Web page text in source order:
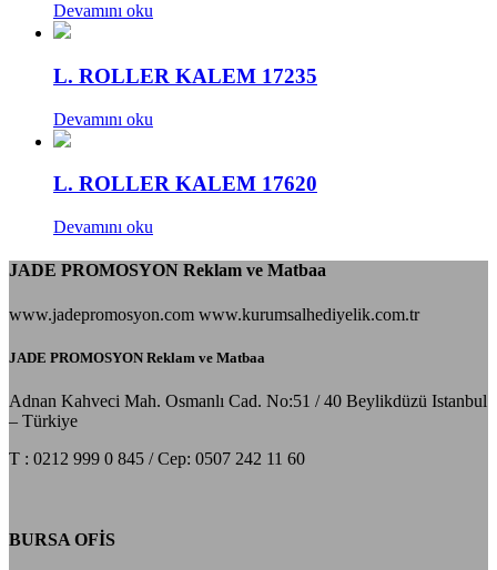
Devamını oku
L. ROLLER KALEM 17235
Devamını oku
L. ROLLER KALEM 17620
Devamını oku
JADE PROMOSYON Reklam ve Matbaa
www.jadepromosyon.com www.kurumsalhediyelik.com.tr
JADE PROMOSYON Reklam ve Matbaa
Adnan Kahveci Mah. Osmanlı Cad. No:51 / 40 Beylikdüzü Istanbul
– Türkiye
T : 0212 999 0 845 / Cep: 0507 242 11 60
BURSA OFİS